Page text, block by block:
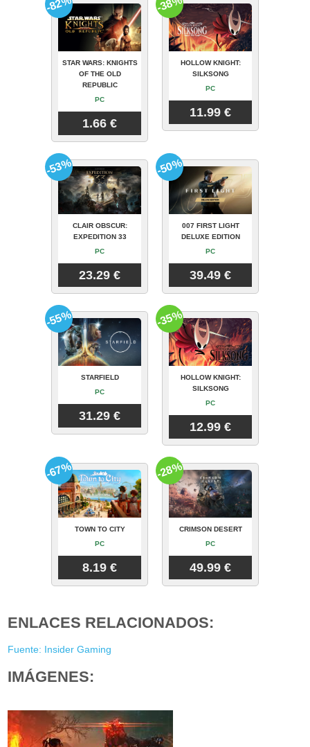
STAR WARS: KNIGHTS
OF THE OLD
REPUBLIC
PC
1.66 €
HOLLOW KNIGHT:
SILKSONG
PC
11.99 €
CLAIR OBSCUR:
EXPEDITION 33
PC
23.29 €
-53%
007 FIRST LIGHT
DELUXE EDITION
PC
39.49 €
-50%
STARFIELD
PC
31.29 €
-55%
HOLLOW KNIGHT:
SILKSONG
PC
12.99 €
-35%
TOWN TO CITY
PC
8.19 €
-67%
CRIMSON DESERT
PC
49.99 €
-28%
ENLACES RELACIONADOS:
Fuente: Insider Gaming
IMÁGENES: